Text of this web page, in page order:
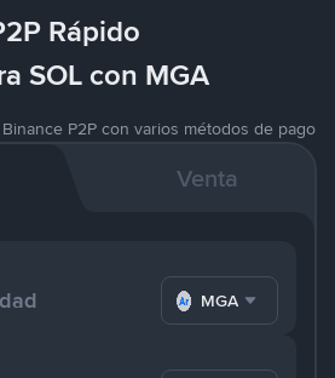
Rápido
SOL con MGA
P2P con varios métodos de pago
Venta
MGA